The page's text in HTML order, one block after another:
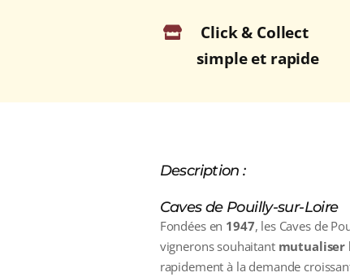
Click & Collect
simple et rapide
Description :
Caves de Pouilly-sur-Loire
Fondées en 1947, les Caves de
vignerons souhaitant mutualiser
rapidement à la demande